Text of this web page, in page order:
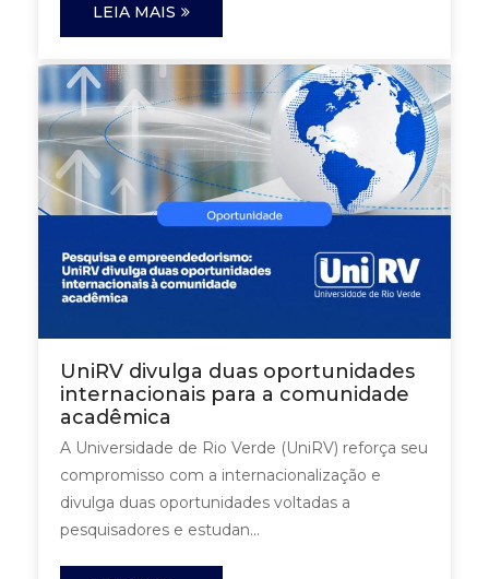
LEIA MAIS
UniRV divulga duas oportunidades
internacionais para a comunidade
acadêmica
A Universidade de Rio Verde (UniRV) reforça seu
compromisso com a internacionalização e
divulga duas oportunidades voltadas a
pesquisadores e estudan...